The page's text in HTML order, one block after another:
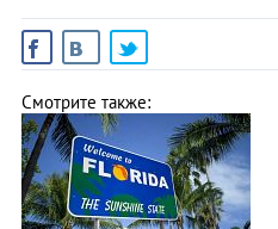
Смотрите также: